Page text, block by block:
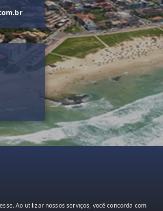
Ao utilizar nossos serviços, você concorda com